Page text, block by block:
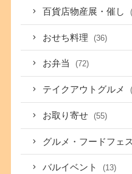
百貨店物産展・催し
おせち料理 (36)
お弁当 (72)
テイクアウトグルメ
お取り寄せ (55)
グルメ・フードフェス
バルイベント (13)